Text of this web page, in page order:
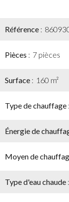
Référence
Pièces 7 pièces
Surface 160 m²
Type de chauffage
Énergie de
Moyen de
Type d'eau chaude